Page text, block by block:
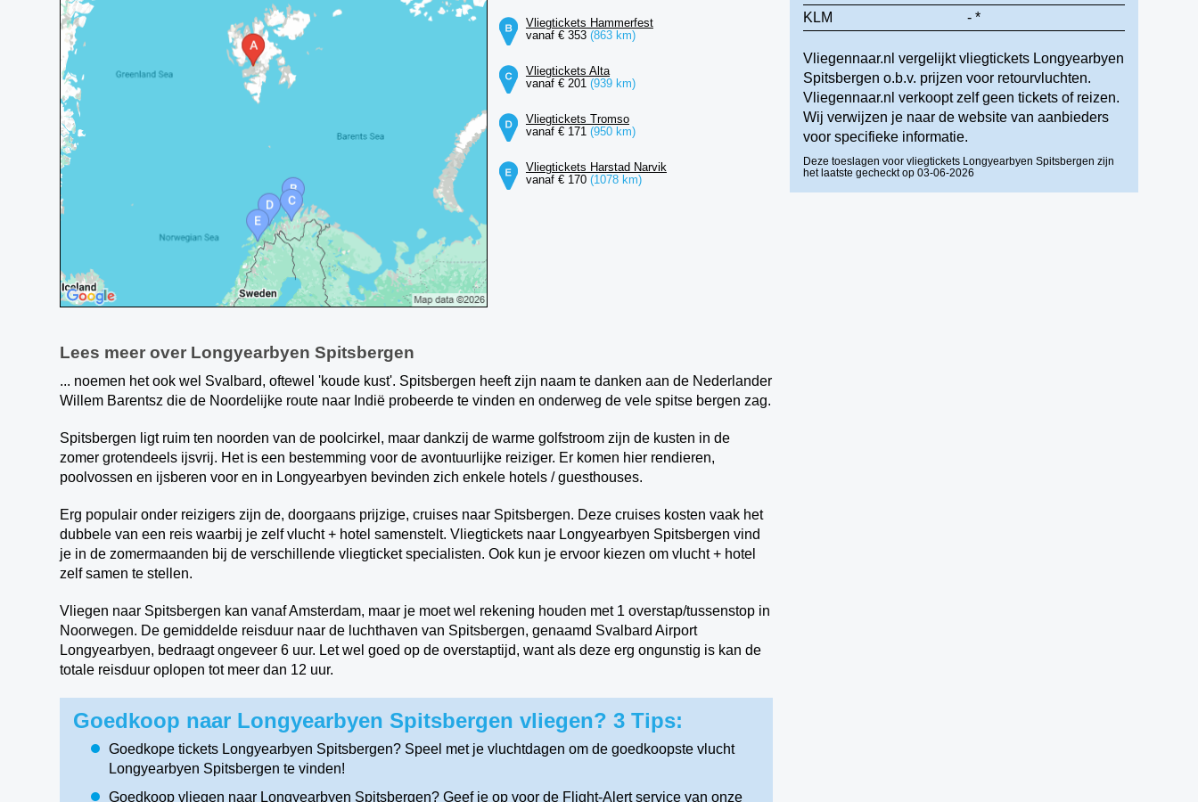
Vliegtickets Hammerfest
vanaf € 353 (863 km)
Vliegtickets Alta
vanaf € 201 (939 km)
Vliegtickets Tromso
vanaf € 171 (950 km)
Vliegtickets Harstad Narvik
vanaf € 170 (1078 km)
Lees meer over Longyearbyen Spitsbergen
... noemen het ook wel Svalbard, oftewel 'koude kust'. Spitsbergen heeft zijn naam te danken aan de Nederlander
Willem Barentsz die de Noordelijke route naar Indië probeerde te vinden en onderweg de vele spitse bergen zag.
Spitsbergen ligt ruim ten noorden van de poolcirkel, maar dankzij de warme golfstroom zijn de kusten in de
zomer grotendeels ijsvrij. Het is een bestemming voor de avontuurlijke reiziger. Er komen hier rendieren,
poolvossen en ijsberen voor en in Longyearbyen bevinden zich enkele hotels / guesthouses.
Erg populair onder reizigers zijn de, doorgaans prijzige, cruises naar Spitsbergen. Deze cruises kosten vaak het
dubbele van een reis waarbij je zelf vlucht + hotel samenstelt. Vliegtickets naar Longyearbyen Spitsbergen vind
je in de zomermaanden bij de verschillende vliegticket specialisten. Ook kun je ervoor kiezen om vlucht + hotel
zelf samen te stellen.
Vliegen naar Spitsbergen kan vanaf Amsterdam, maar je moet wel rekening houden met 1 overstap/tussenstop in
Noorwegen. De gemiddelde reisduur naar de luchthaven van Spitsbergen, genaamd Svalbard Airport
Longyearbyen, bedraagt ongeveer 6 uur. Let wel goed op de overstaptijd, want als deze erg ongunstig is kan de
totale reisduur oplopen tot meer dan 12 uur.
Goedkoop naar Longyearbyen Spitsbergen vliegen? 3 Tips:
Goedkope tickets Longyearbyen Spitsbergen? Speel met je vluchtdagen om de goedkoopste vlucht
Longyearbyen Spitsbergen te vinden!
Goedkoop vliegen naar Longyearbyen Spitsbergen? Geef je op voor de Flight-Alert service van onze
KLM
- *
Vliegennaar.nl vergelijkt vliegtickets Longyearbyen
Spitsbergen o.b.v. prijzen voor retourvluchten.
Vliegennaar.nl verkoopt zelf geen tickets of reizen.
Wij verwijzen je naar de website van aanbieders
voor specifieke informatie.
Deze toeslagen voor vliegtickets Longyearbyen Spitsbergen zijn
het laatste gecheckt op 03-06-2026